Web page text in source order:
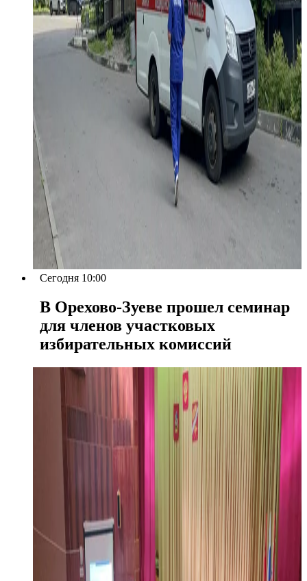
Сегодня 10:00
В Орехово-Зуеве прошел семинар
для членов участковых
избирательных комиссий